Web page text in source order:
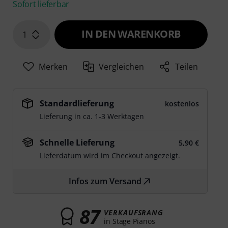
Sofort lieferbar
1 IN DEN WARENKORB
Merken Vergleichen Teilen
Standardlieferung
kostenlos
Lieferung in ca. 1-3 Werktagen
Schnelle Lieferung
5,90 €
Lieferdatum wird im Checkout angezeigt.
Infos zum Versand
87 VERKAUFSRANG
in Stage Pianos